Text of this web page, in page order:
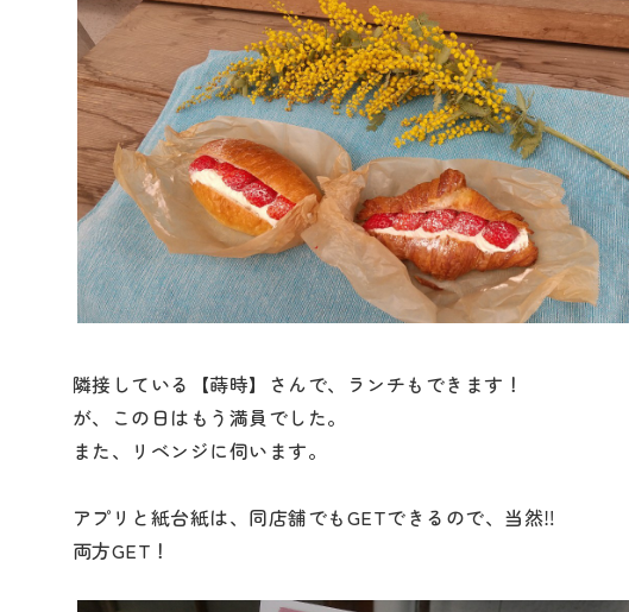
隣接している【蒔時】さんで、ランチもできます！
が、この日はもう満員でした。
また、リベンジに伺います。
アプリと紙台紙は、同店舗でもGETできるので、当然‼️
両方GET！